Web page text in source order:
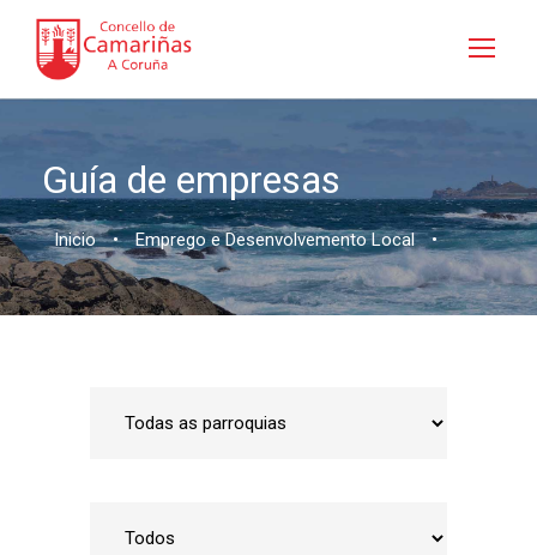
Guía de empresas
Inicio • Emprego e Desenvolvemento Local •